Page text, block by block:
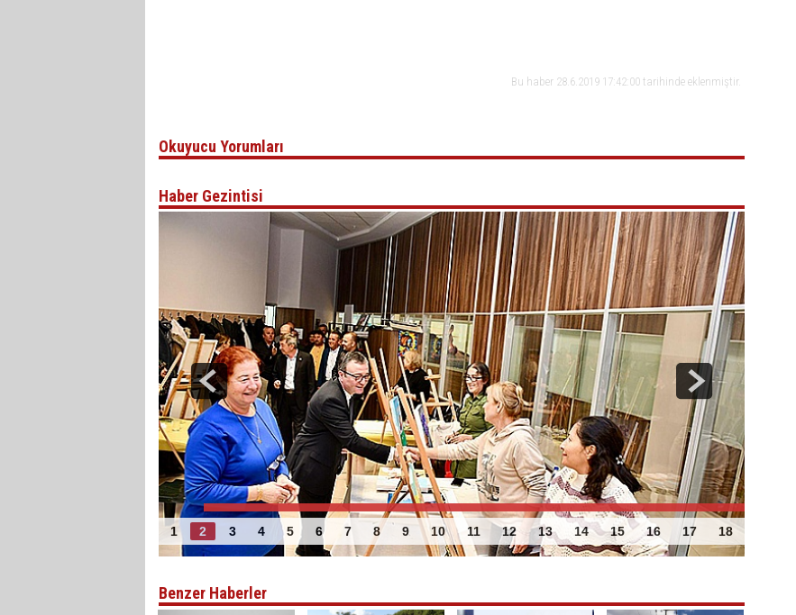
Bu haber 28.6.2019 17:42:00 tarihinde eklenmiştir.
Okuyucu Yorumları
Haber Gezintisi
1 2 3 4 5 6 7 8 9 10 11 12 13 14 15 16 17 18
Biga’nın hünerli elleri dünya pazarına üretim yapmalı!
Benzer Haberler